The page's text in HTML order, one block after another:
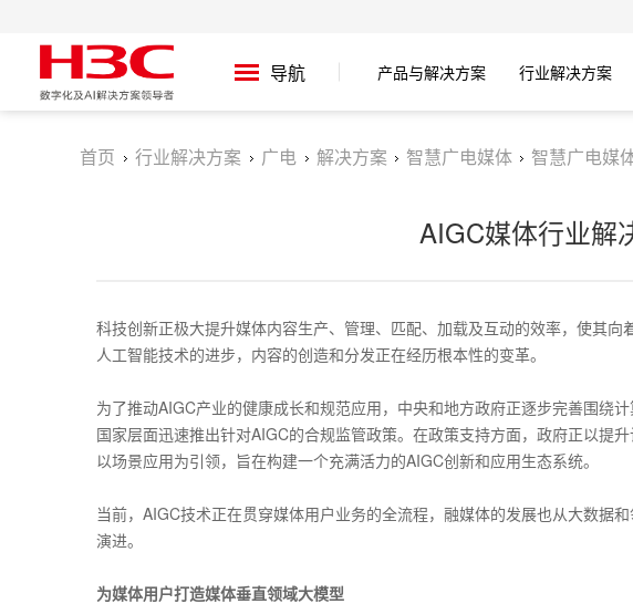
导航 产品与解决方案 行业解决方案
首页 行业解决方案 广电 解决方案 智慧广电媒体 智慧广电媒
AIGC媒体行业解
科技创新正极大提升媒体内容生产、管理、匹配、加载及互动的效率，使其
人工智能技术的进步，内容的创造和分发正在经历根本性的变革。
为了推动AIGC产业的健康成长和规范应用，中央和地方政府正逐步完善围绕
国家层面迅速推出针对AIGC的合规监管政策。在政策支持方面，政府正以提
以场景应用为引领，旨在构建一个充满活力的AIGC创新和应用生态系统。
当前，AIGC技术正在贯穿媒体用户业务的全流程，融媒体的发展也从大数据
演进。
为媒体用户打造媒体垂直领域大模型